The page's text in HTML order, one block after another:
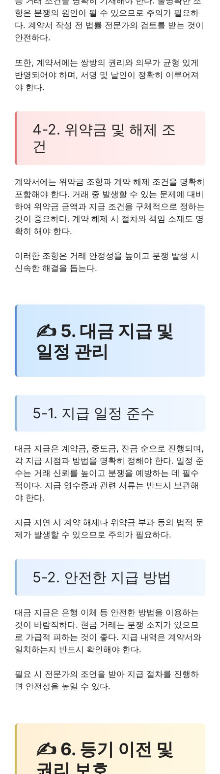
항은 분쟁의 원인이 될 수 있으므로 주의가 필요하
다. 계약서 작성 전 법률 전문가의 검토를 받는 것이
안전하다.
또한, 계약서에는 쌍방의 권리와 의무가 균형 있게
반영되어야 하며, 서명 및 날인이 정확히 이루어져
야 한다.
4-2. 위약금 및 해제 조
건
계약서에는 위약금 조항과 계약 해제 조건을 명확히
포함해야 한다. 거래 중 발생할 수 있는 문제에 대비
하여 위약금 금액과 지급 조건을 구체적으로 정하는
것이 중요하다. 계약 해제 시 절차와 책임 소재도 명
확히 해야 한다.
이러한 조항은 거래 안정성을 높이고 분쟁 발생 시
신속한 해결을 돕는다.
✍ 5. 대금 지급 및
일정 관리
5-1. 지급 일정 준수
대금 지급은 계약금, 중도금, 잔금 순으로 진행되며,
각 지급 시점과 방법을 명확히 정해야 한다. 일정 준
수는 거래 신뢰를 높이고 분쟁을 예방하는 데 필수
적이다. 지급 영수증과 관련 서류는 반드시 보관해
야 한다.
지급 지연 시 계약 해제나 위약금 부과 등의 법적 문
제가 발생할 수 있으므로 주의가 필요하다.
5-2. 안전한 지급 방법
대금 지급은 은행 이체 등 안전한 방법을 이용하는
것이 바람직하다. 현금 거래는 분쟁 소지가 있으므
로 가급적 피하는 것이 좋다. 지급 내역은 계약서와
일치하는지 반드시 확인해야 한다.
필요 시 전문가의 조언을 받아 지급 절차를 진행하
면 안전성을 높일 수 있다.
✍ 6. 등기 이전 및
권리 보호